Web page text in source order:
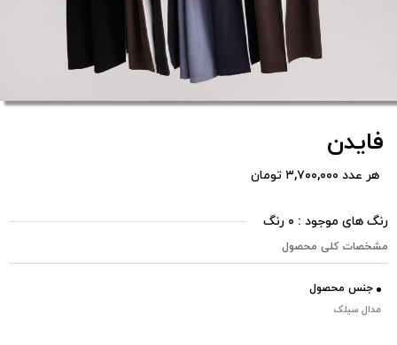
فایدن
هر عدد ۳,۷۰۰,۰۰۰ تومان
رنگ های موجود : ۰ رنگ
مشخصات کلی محصول
جنس محصول
مدال سیلک